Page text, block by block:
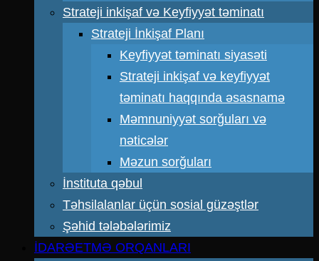
Strateji inkişaf və Keyfiyyət təminatı
Strateji İnkişaf Planı
Keyfiyyət təminatı siyasəti
Strateji inkişaf və keyfiyyət
təminatı haqqında əsasnamə
Məmnuniyyət sorğuları və
nəticələr
Məzun sorğuları
İnstituta qəbul
Təhsilalanlar üçün sosial güzəştlər
Şəhid tələbələrimiz
İDARƏETMƏ ORQANLARI